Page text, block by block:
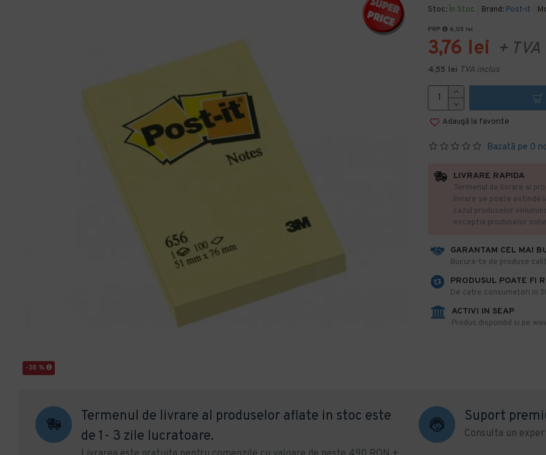
-38 %
Stoc: În Stoc Brand: Post-it
Bazată pe 0
PRP 6,05 lei
3,76 lei + TVA
4,55 lei TVA inclus
Adaugă la favorite
GARANTAM CEL MAI
​Bucura-te de produse
PRODUSUL POATE FI
De catre consumatori in
ACTIVI IN SEAP
Produs disponibil si pe
LIVRARE RAPIDA
Termenul de livrare al
livrare se poate extinde
cazul produselor
exceptia produselor
Termenul de livrare al produselor aflate in stoc este
de 1- 3 zile lucratoare.
Suport
Consulta un